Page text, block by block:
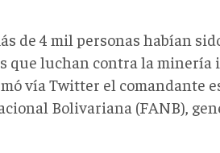
de 4 mil personas habían
que luchan contra la minería
vía Twitter el comandante
Bolivariana (FANB),